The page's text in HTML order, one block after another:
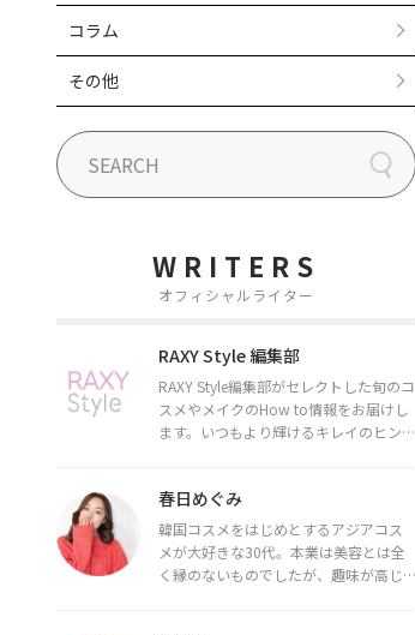
コラム
その他
WRITERS
オフィシャルライター
RAXY Style 編集部
RAXY Style編集部がセレクトした旬のコ
スメやメイクのHow to情報をお届けし
ます。いつもより輝けるキレイのヒント
春日めぐみ
韓国コスメをはじめとするアジアコス
メが大好きな30代。本業は美容とは全
く縁のないものでしたが、趣味が高じ